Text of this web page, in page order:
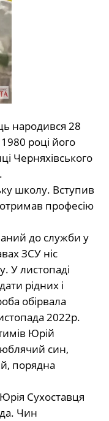
народився 28
році його
Черняхівського
школу. Вступив
професію
до служби у
ЗСУ ніс
У листопаді
рідних і
обірвала
2022р.
Юрій
син,
порядна
Сухоставця
Чин